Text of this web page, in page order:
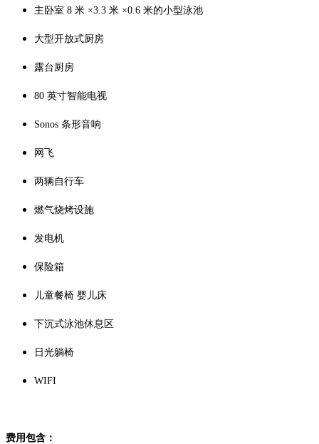
主卧室 8 米 ×3.3 米 ×0.6 米的小型泳池
大型开放式厨房
露台厨房
80 英寸智能电视
Sonos 条形音响
网飞
两辆自行车
燃气烧烤设施
发电机
保险箱
儿童餐椅 婴儿床
下沉式泳池休息区
日光躺椅
WIFI
费用包含：